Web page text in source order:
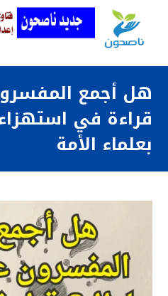
هل أجمع
قراءة في
بعلماء الأمة